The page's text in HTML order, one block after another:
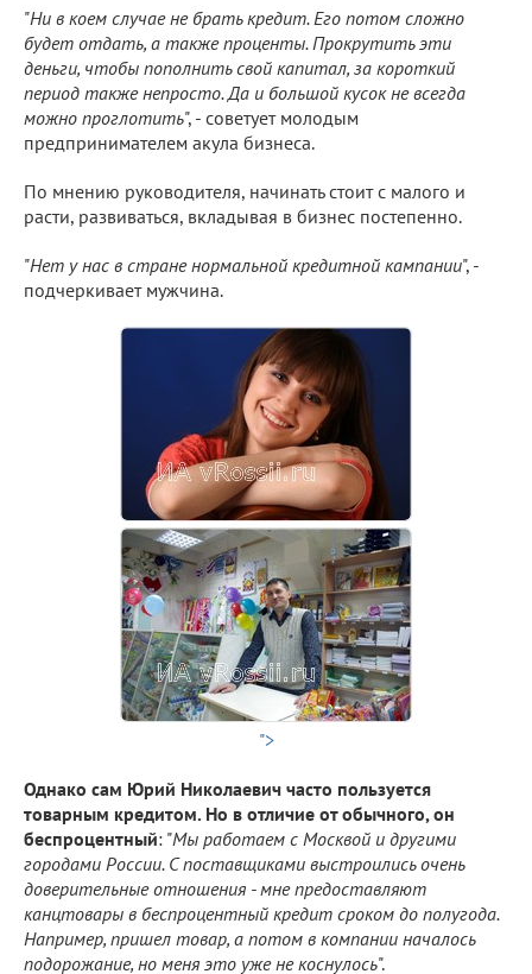
"Ни в коем случае не брать кредит. Его потом сложно
будет отдать, а также проценты. Прокрутить эти
деньги, чтобы пополнить свой капитал, за короткий
период также непросто. Да и большой кусок не всегда
можно проглотить", - советует молодым
предпринимателем акула бизнеса.
По мнению руководителя, начинать стоит с малого и
расти, развиваться, вкладывая в бизнес постепенно.
"Нет у нас в стране нормальной кредитной кампании", -
подчеркивает мужчина.
">
Однако сам Юрий Николаевич часто пользуется
товарным кредитом. Но в отличие от обычного, он
беспроцентный: "Мы работаем с Москвой и другими
городами России. С поставщиками выстроились очень
доверительные отношения - мне предоставляют
канцтовары в беспроцентный кредит сроком до полугода.
Например, пришел товар, а потом в компании началось
подорожание, но меня это уже не коснулось".